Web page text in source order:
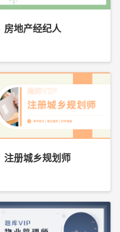
房地产经纪人
注册城乡规划师